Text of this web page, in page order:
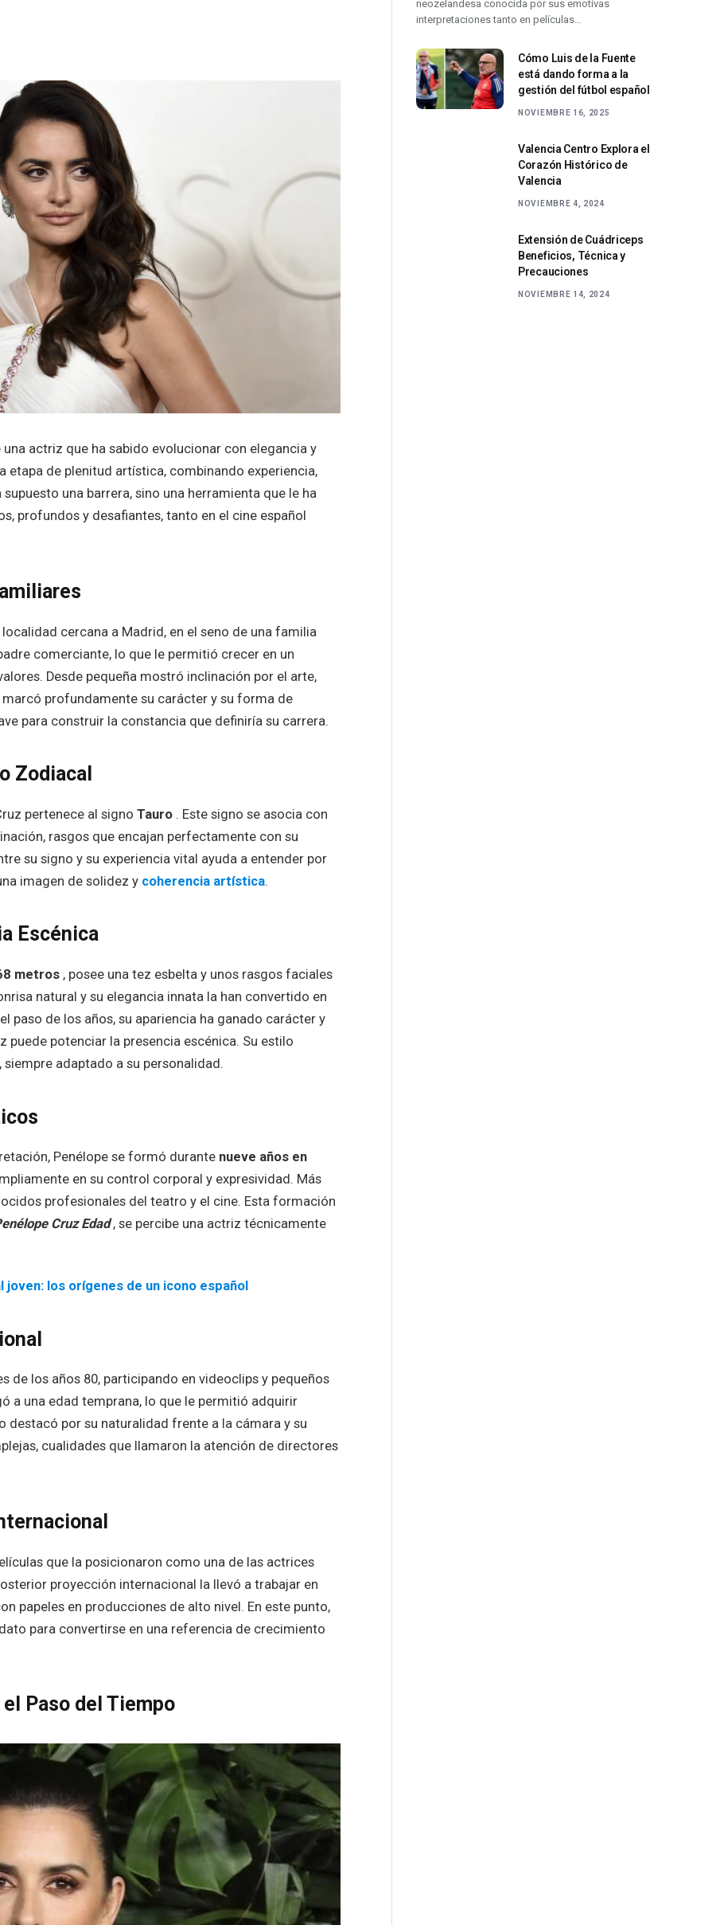
actriz que ha sabido evolucionar con elegancia y
etapa de plenitud artística, combinando experiencia,
una barrera, sino una herramienta que le ha
profundos y desafiantes, tanto en el cine español
cercana a Madrid, en el seno de una familia
comerciante, lo que le permitió crecer en un
Desde pequeña mostró inclinación por el arte,
profundamente su carácter y su forma de
para construir la constancia que definiría su carrera.
Zodiacal
pertenece al signo Tauro. Este signo se asocia con
rasgos que encajan perfectamente con su
su signo y su experiencia vital ayuda a entender por
imagen de solidez y coherencia artística.
Escénica
metros, posee una tez esbelta y unos rasgos faciales
natural y su elegancia innata la han convertido en
paso de los años, su apariencia ha ganado carácter y
potenciar la presencia escénica. Su estilo
adaptado a su personalidad.
Penélope se formó durante nueve años en
en su control corporal y expresividad. Más
profesionales del teatro y el cine. Esta formación
Cruz Edad, se percibe una actriz técnicamente
joven: los orígenes de un icono español
de los años 80, participando en videoclips y pequeños
a una edad temprana, lo que le permitió adquirir
destacó por su naturalidad frente a la cámara y su
cualidades que llamaron la atención de directores
que la posicionaron como una de las actrices
proyección internacional la llevó a trabajar en
papeles en producciones de alto nivel. En este punto,
para convertirse en una referencia de crecimiento
Paso del Tiempo
neozelandesa conocida por sus emotivas
interpretaciones tanto en películas…
Cómo Luis de la Fuente
está dando forma a la
gestión del fútbol español
NOVIEMBRE 16, 2025
Valencia Centro Explora el
Corazón Histórico de
Valencia
NOVIEMBRE 4, 2024
Extensión de Cuádriceps
Beneficios, Técnica y
Precauciones
NOVIEMBRE 14, 2024